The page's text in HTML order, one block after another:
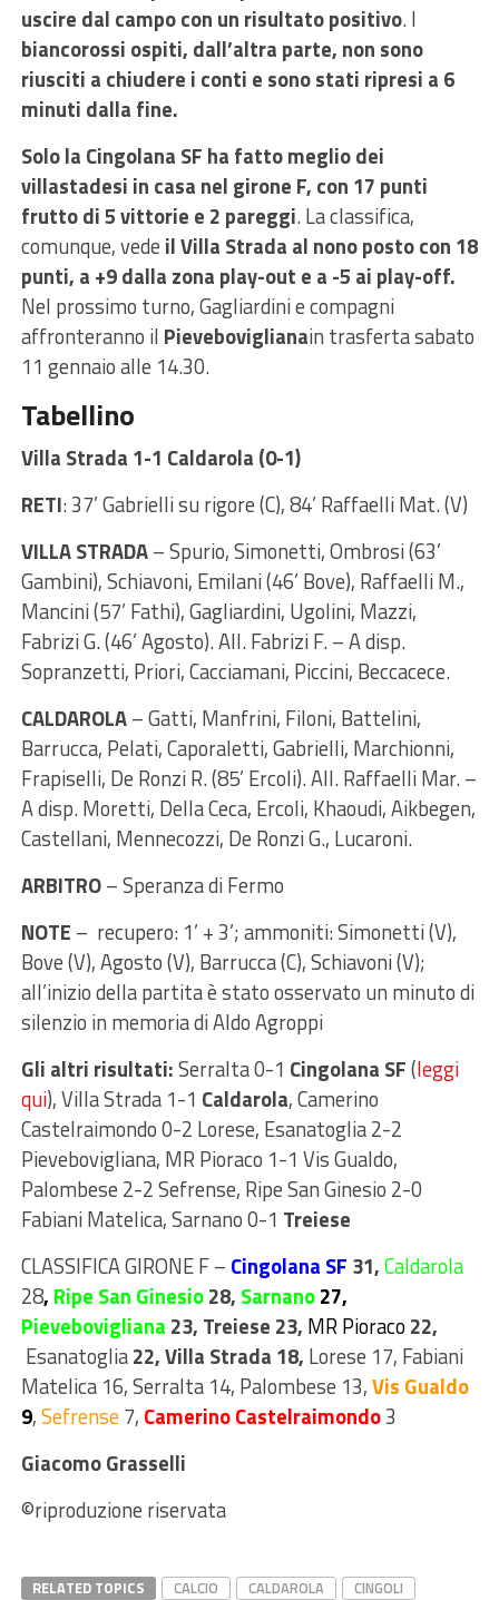
uscire dal campo con un risultato positivo. I
biancorossi ospiti, dall’altra parte, non sono
riusciti a chiudere i conti e sono stati ripresi a 6
minuti dalla fine.
Solo la Cingolana SF ha fatto meglio dei
villastadesi in casa nel girone F, con 17 punti
frutto di 5 vittorie e 2 pareggi. La classifica,
comunque, vede il Villa Strada al nono posto con 18
punti, a +9 dalla zona play-out e a -5 ai play-off.
Nel prossimo turno, Gagliardini e compagni
affronteranno il Pieveboviglianain trasferta sabato
11 gennaio alle 14.30.
Tabellino
Villa Strada 1-1 Caldarola (0-1)
RETI: 37’ Gabrielli su rigore (C), 84’ Raffaelli Mat. (V)
VILLA STRADA– Spurio, Simonetti, Ombrosi (63’
Gambini), Schiavoni, Emilani (46’ Bove), Raffaelli M.,
Mancini (57’ Fathi), Gagliardini, Ugolini, Mazzi,
Fabrizi G. (46’ Agosto). All. Fabrizi F. – A disp.
Sopranzetti, Priori, Cacciamani, Piccini, Beccacece.
CALDAROLA– Gatti, Manfrini, Filoni, Battelini,
Barrucca, Pelati, Caporaletti, Gabrielli, Marchionni,
Frapiselli, De Ronzi R. (85’ Ercoli). All. Raffaelli Mar. –
A disp. Moretti, Della Ceca, Ercoli, Khaoudi, Aikbegen,
Castellani, Mennecozzi, De Ronzi G., Lucaroni.
ARBITRO– Speranza di Fermo
NOTE – recupero: 1’ + 3’; ammoniti: Simonetti (V),
Bove (V), Agosto (V), Barrucca (C), Schiavoni (V);
all’inizio della partita è stato osservato un minuto di
silenzio in memoria di Aldo Agroppi
Gli altri risultati:Serralta 0-1 Cingolana SF(leggi
qui), Villa Strada 1-1 Caldarola, Camerino
Castelraimondo 0-2 Lorese, Esanatoglia 2-2
Pievebovigliana, MR Pioraco 1-1 Vis Gualdo,
Palombese 2-2 Sefrense, Ripe San Ginesio 2-0
Fabiani Matelica, Sarnano 0-1 Treiese
CLASSIFICA GIRONE F– Cingolana SF 31,Caldarola
28, Ripe San Ginesio28, Sarnano27,
Pievebovigliana 23, Treiese 23, MR Pioraco 22,
Esanatoglia22,Villa Strada 18, Lorese 17, Fabiani
Matelica 16,Serralta 14, Palombese 13,Vis Gualdo
9,Sefrense7, Camerino Castelraimondo3
Giacomo Grasselli
©riproduzione riservata
RELATED TOPICS CALCIO CALDAROLA
CINGOLI